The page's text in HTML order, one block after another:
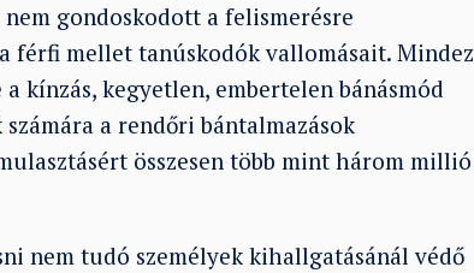
gondoskodott a felismerésre
férfi mellet tanúskodók vallomásait. Mindez
kínzás, kegyetlen, embertelen bánásmód
a rendőri bántalmazások
összesen több mint három millió
nem tudó személyek kihallgatásánál védő